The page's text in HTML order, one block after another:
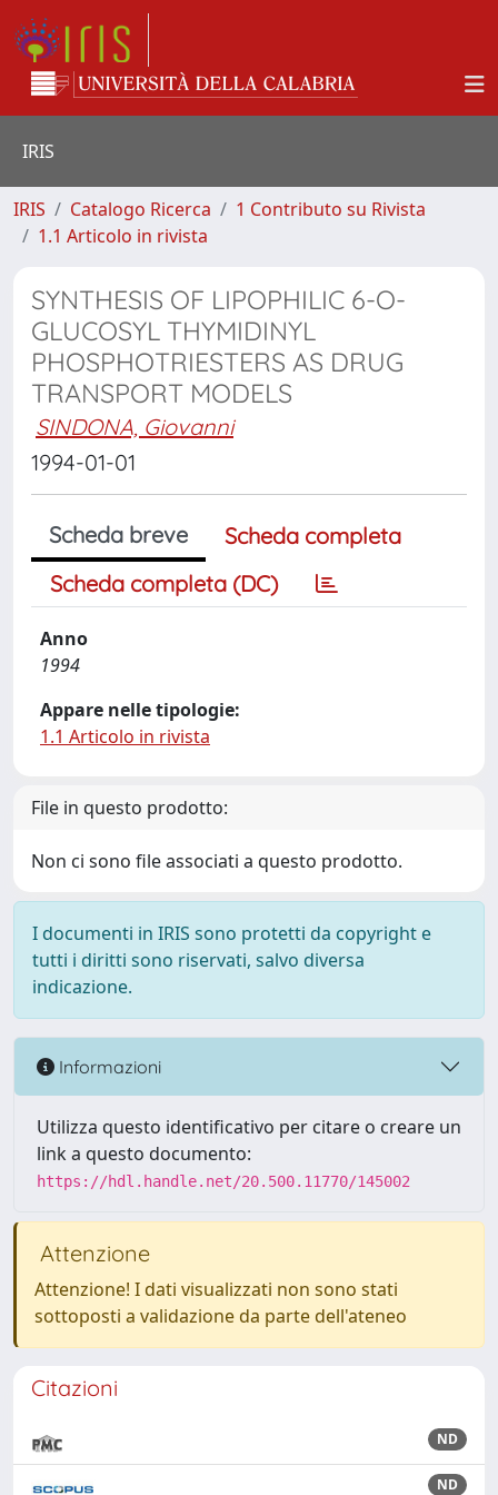
IRIS
IRIS Catalogo Ricerca
1 Contributo su Rivista
1.1 Articolo in rivista
SYNTHESIS OF LIPOPHILIC 6-O-
GLUCOSYL THYMIDINYL
PHOSPHOTRIESTERS AS DRUG
TRANSPORT MODELS
SINDONA, Giovanni
1994-01-01
Scheda breve
Scheda completa
Scheda completa (DC)
Anno
1994
Appare nelle tipologie:
1.1 Articolo in rivista
File in questo prodotto:
Non ci sono file associati a questo prodotto.
I documenti in IRIS sono protetti da copyright e
tutti i diritti sono riservati, salvo diversa
indicazione.
Informazioni
Utilizza questo identificativo per citare o creare un
link a questo documento:
https://hdl.handle.net/20.500.11770/145002
Attenzione
Attenzione! I dati visualizzati non sono stati
sottoposti a validazione da parte dell'ateneo
Citazioni
ND
ND